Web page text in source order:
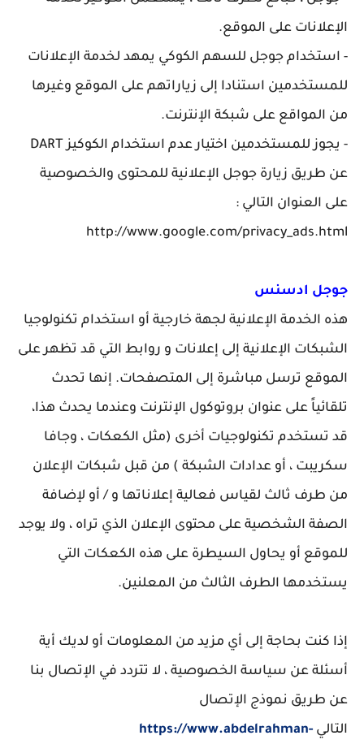
الإعلانات على الموقع.
- استخدام جوجل للسهم الكوكي يمهد لخدمة الإعلانات
للمستخدمين استنادا إلى زياراتهم على الموقع وغيرها
من المواقع على شبكة الإنترنت.
- يجوز للمستخدمين اختيار عدم استخدام الكوكيز DART
عن طريق زيارة جوجل الإعلانية للمحتوى والخصوصية
على العنوان التالي :
http://www.google.com/privacy_ads.html
جوجل ادسنس
هذه الخدمة الإعلانية لجهة خارجية أو استخدام تكنولوجيا
الشبكات الإعلانية إلى إعلانات و روابط التي قد تظهر على
الموقع ترسل مباشرة إلى المتصفحات. إنها تحدث
تلقائياً على عنوان بروتوكول الإنترنت وعندما يحدث هذا،
قد تستخدم تكنولوجيات أخرى (مثل الكعكات ، وجافا
سكريبت ، أو عدادات الشبكة ) من قبل شبكات الإعلان
من طرف ثالث لقياس فعالية إعلاناتها و / أو لإضافة
الصفة الشخصية على محتوى الإعلان الذي تراه ، ولا يوجد
للموقع أو يحاول السيطرة على هذه الكعكات التي
يستخدمها الطرف الثالث من المعلنين.
إذا كنت بحاجة إلى أي مزيد من المعلومات أو لديك أية
أسئلة عن سياسة الخصوصية ، لا تتردد في الإتصال بنا
عن طريق نموذج الإتصال
التاليhttps://www.abdelrahman-